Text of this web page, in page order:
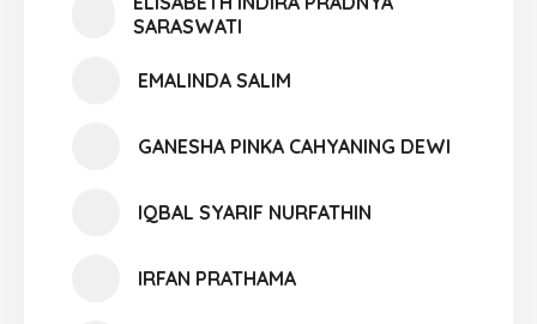
SARASWATI
EMALINDA SALIM
GANESHA PINKA CAHYANING DEWI
IQBAL SYARIF NURFATHIN
IRFAN PRATHAMA